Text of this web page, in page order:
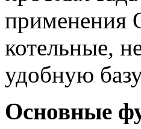
котельные,
удобную
Основные